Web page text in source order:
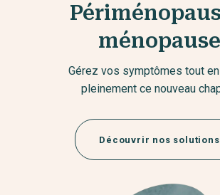
ménopause
Gérez vos symptômes tout
pleinement ce nouveau
Découvrir nos solutions